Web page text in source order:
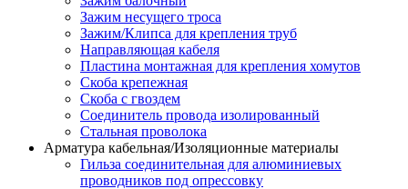
Зажим несущего троса
Зажим/Клипса для крепления труб
Направляющая кабеля
Пластина монтажная для крепления хомутов
Скоба крепежная
Скоба с гвоздем
Соединитель провода изолированный
Стальная проволока
Арматура кабельная/Изоляционные материалы
Гильза соединительная для алюминиевых
проводников под опрессовку